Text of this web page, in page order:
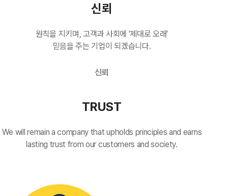
신뢰
원칙을 지키며, 고객과 사회에 '제대로 오래'
믿음을 주는 기업이 되겠습니다.
신뢰
TRUST
We will remain a company that upholds principles and earns
lasting trust from our customers and society.